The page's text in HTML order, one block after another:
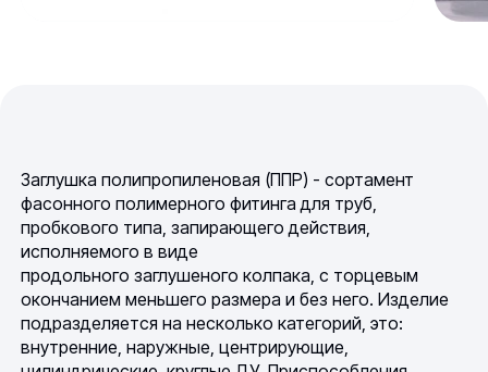
Заглушка полипропиленовая (ППР) - сортамент
фасонного полимерного фитинга для труб,
пробкового типа, запирающего действия,
исполняемого в виде
продольного заглушеного колпака, с торцевым
окончанием меньшего размера и без него. Изделие
подразделяется на несколько категорий, это:
внутренние, наружные, центрирующие,